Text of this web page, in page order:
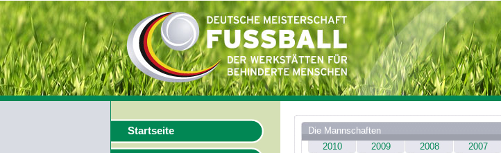
Startseite
Die Mannschaften
2010
2009 2008 2007